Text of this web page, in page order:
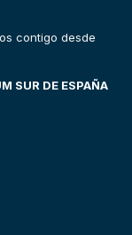
contigo desde
SUR DE ESPAÑA